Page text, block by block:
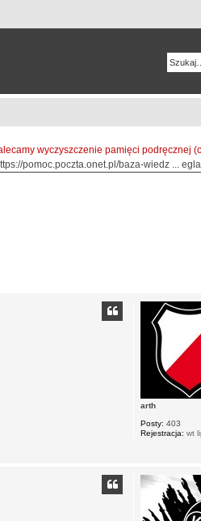
wyczyszczenie pamięci podręcznej
pomoc.poczta.onet.pl/baza-wiedz ...
arth
Posty: 403
Rejestracja: wt